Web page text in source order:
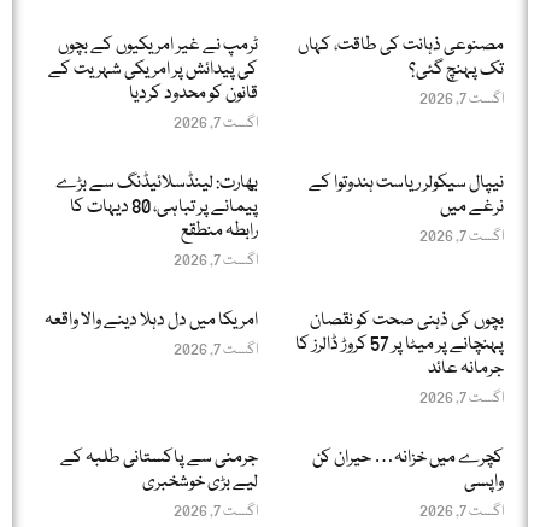
مصنوعی ذہانت کی طاقت، کہاں
تک پہنچ گئی؟
اگست 7, 2026
ٹرمپ نے غیر امریکیوں کے بچوں
کی پیدائش پر امریکی شہریت کے
قانون کو محدود کردیا
اگست 7, 2026
نیپال سیکولر ریاست ہندوتوا کے
نرغے میں
اگست 7, 2026
بھارت: لینڈسلائیڈنگ سے بڑے
پیمانے پر تباہی، 80 دیہات کا
رابطہ منطقع
اگست 7, 2026
بچوں کی ذہنی صحت کو نقصان
پہنچانے پر میٹا پر 57 کروڑ ڈالرز کا
جرمانہ عائد
اگست 7, 2026
امریکا میں دل دہلا دینے والا واقعہ
اگست 7, 2026
کچرے میں خزانہ… حیران کن
واپسی
اگست 7, 2026
جرمنی سے پاکستانی طلبہ کے
لیے بڑی خوشخبری
اگست 7, 2026